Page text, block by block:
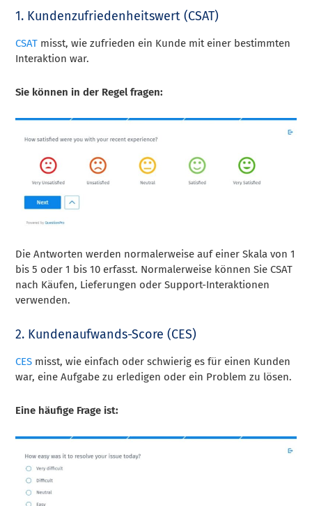
1. Kundenzufriedenheitswert (CSAT)
CSAT misst, wie zufrieden ein Kunde mit einer bestimmten
Interaktion war.
Sie können in der Regel fragen:
Die Antworten werden normalerweise auf einer Skala von 1
bis 5 oder 1 bis 10 erfasst. Normalerweise können Sie CSAT
nach Käufen, Lieferungen oder Support-Interaktionen
verwenden.
2. Kundenaufwands-Score (CES)
CES misst, wie einfach oder schwierig es für einen Kunden
war, eine Aufgabe zu erledigen oder ein Problem zu lösen.
Eine häufige Frage ist: